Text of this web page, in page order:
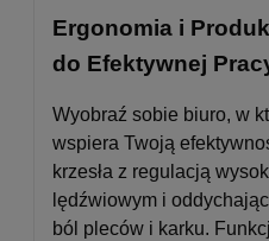
Ergonomia i
do Efektywnej
Wyobraź sobie biuro, w
wspiera Twoją
krzesła z regulacją
lędźwiowym i
ból pleców i karku.